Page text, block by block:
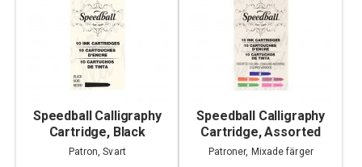
Speedball Calligraphy
Cartridge, Black
Patron, Svart
Speedball Calligraphy
Cartridge, Assorted
Patroner, Mixade färger